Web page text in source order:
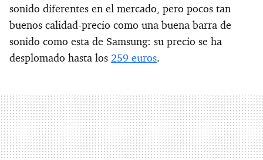
sonido diferentes en el mercado, pero pocos tan
buenos calidad-precio como una buena barra de
sonido como esta de Samsung: su precio se ha
desplomado hasta los 259 euros.